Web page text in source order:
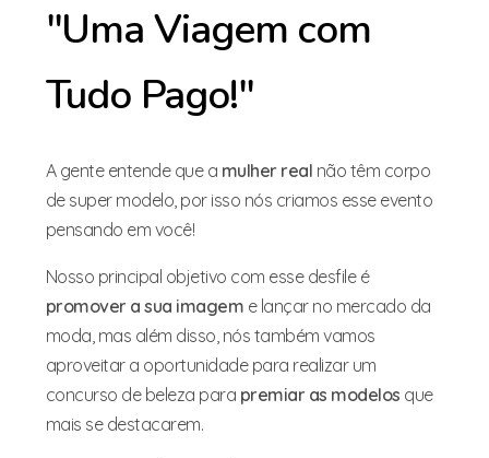
"Uma Viagem com
Tudo Pago!"
A gente entende que a mulher real não têm corpo
de super modelo, por isso nós criamos esse evento
pensando em você!
Nosso principal objetivo com esse desfile é
promover a sua imagem e lançar no mercado da
moda, mas além disso, nós também vamos
aproveitar a oportunidade para realizar um
concurso de beleza para premiar as modelos que
mais se destacarem.